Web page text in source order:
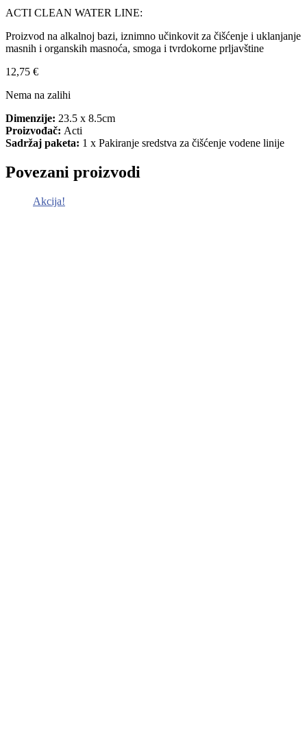
ACTI CLEAN WATER LINE:
Proizvod na alkalnoj bazi, iznimno učinkovit za čišćenje i uklanjanje
masnih i organskih masnoća, smoga i tvrdokorne prljavštine
12,75 €
Nema na zalihi
Dimenzije: 23.5 x 8.5cm
Proizvođač: Acti
Sadržaj paketa: 1 x Pakiranje sredstva za čišćenje vodene linije
Povezani proizvodi
Akcija!